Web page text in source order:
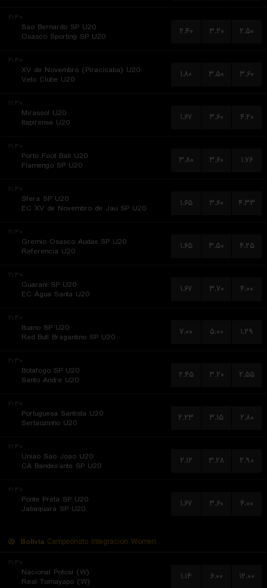
۲۱:۳۰
Sao Bernardo SP U20
Osasco Sporting SP U20
۲.۴۰ ۳.۲۰ ۲.۵۰
۲۱:۳۰
XV de Novembro (Piracicaba) U20
Velo Clube U20
۱.۸۰ ۳.۵۰ ۳.۶۰
۲۱:۳۰
Mirassol U20
Itapirense U20
۱.۶۷ ۳.۶۰ ۴.۲۰
۲۱:۳۰
Porto Foot Ball U20
Flamengo SP U20
۳.۸۰ ۳.۶۰ ۱.۷۶
۲۱:۳۰
Sfera SP U20
EC XV de Novembro de Jau SP U20
۱.۶۵ ۳.۶۰ ۴.۳۳
۲۱:۳۰
Gremio Osasco Audax SP U20
Referencia U20
۱.۶۵ ۳.۵۰ ۴.۲۵
۲۱:۳۰
Guarani SP U20
EC Agua Santa U20
۱.۶۷ ۳.۷۰ ۴.۰۰
۲۱:۳۰
Ituano SP U20
Red Bull Bragantino SP U20
۷.۰۰ ۵.۰۰ ۱.۲۹
۲۱:۳۰
Botafogo SP U20
Santo Andre U20
۲.۴۵ ۳.۲۰ ۲.۵۵
۲۱:۳۰
Portuguesa Santista U20
Sertaozinho U20
۲.۲۳ ۳.۱۵ ۲.۸۰
۲۱:۳۰
Uniao Sao Joao U20
CA Bandeirante SP U20
۲.۱۲ ۳.۲۸ ۲.۹۰
۲۱:۳۰
Ponte Preta SP U20
Jabaquara SP U20
۱.۶۷ ۳.۶۰ ۴.۰۰
Bolivia Campeonato Integracion Women
۲۱:۳۰
Nacional Potosi (W)
Real Tomayapo (W)
۱.۱۴ ۶.۰۰ ۱۲.۰۰